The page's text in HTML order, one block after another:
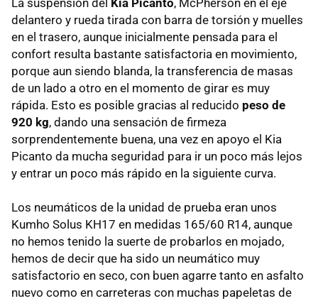
delantero y rueda tirada con barra de torsión y muelles
en el trasero, aunque inicialmente pensada para el
confort resulta bastante satisfactoria en movimiento,
porque aun siendo blanda, la transferencia de masas
de un lado a otro en el momento de girar es muy
rápida. Esto es posible gracias al reducido peso de
920 kg, dando una sensación de firmeza
sorprendentemente buena, una vez en apoyo el Kia
Picanto da mucha seguridad para ir un poco más lejos
y entrar un poco más rápido en la siguiente curva.
Los neumáticos de la unidad de prueba eran unos
Kumho Solus KH17 en medidas 165/60 R14, aunque
no hemos tenido la suerte de probarlos en mojado,
hemos de decir que ha sido un neumático muy
satisfactorio en seco, con buen agarre tanto en asfalto
nuevo como en carreteras con muchas papeletas de